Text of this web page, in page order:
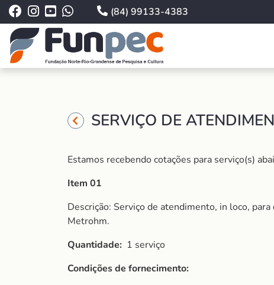
(84) 99133-4383
SERVIÇO DE
Estamos recebendo cotações para serviço(s)
Item 01
Descrição: Serviço de atendimento, in loco,
Metrohm.
Quantidade: 1 serviço
Condições de fornecimento: